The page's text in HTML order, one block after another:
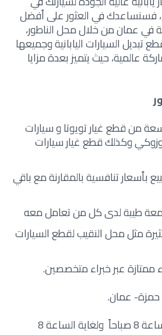
فسنساعدك في العثور على أفضل
في عمان من خلال محل الناطور،
تبديل السيارات اليابانية وجميعها
عالمية، حيث يتميز بعدة مزايا
من قطع غيار تويوتا و سيارات
وكذلك قطع غيار سيارات
بأسعار تنافسية بالمقارنة مع باقي
طيبة لدى كل من تعامل معه
مثل محل النقيب لقطع السيارات
ممتازة عبر خبراء متخصصين.
عمان.
مواعيد العمل: منذ الساعة 8 صباحاً ولغاية الساعة 8